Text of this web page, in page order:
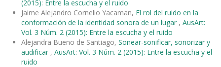
(2015): Entre la escucha y el ruido
Jaime Alejandro Cornelio Yacaman, El rol del ruido en la
conformación de la identidad sonora de un lugar , AusArt:
Vol. 3 Núm. 2 (2015): Entre la escucha y el ruido
Alejandra Bueno de Santiago, Sonear-sonificar, sonorizar y
audificar , AusArt: Vol. 3 Núm. 2 (2015): Entre la escucha y el
ruido